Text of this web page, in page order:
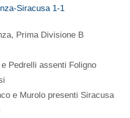
Siracusa 1-1
, Prima Divisione B
Pedrelli assenti Foligno
e Murolo presenti Siracusa